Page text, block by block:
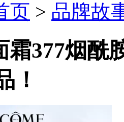
页 > 品牌故
霜377烟酰
！